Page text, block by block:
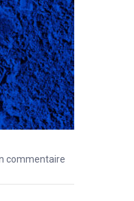
commentaire